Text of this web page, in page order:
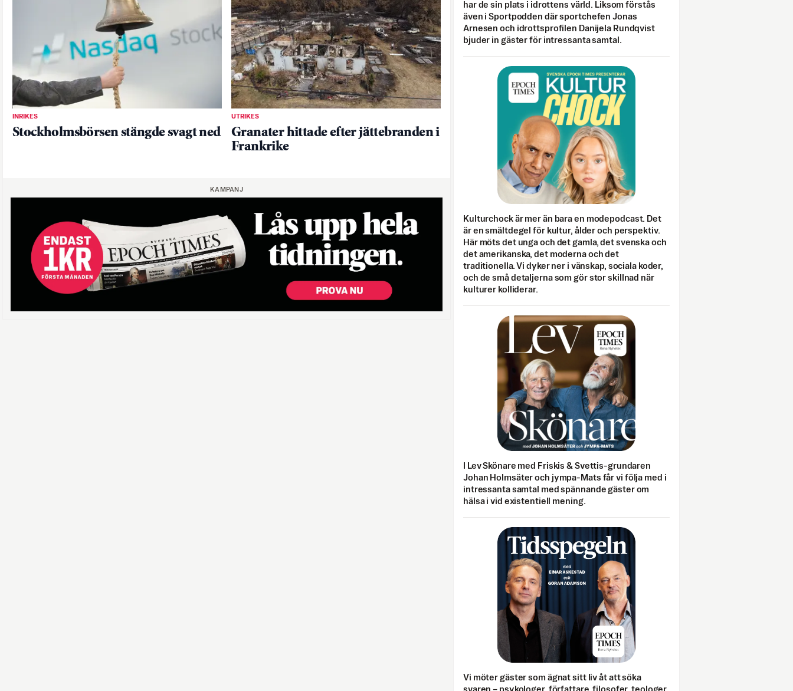
INRIKES
Stockholmsbörsen stängde svagt ned
UTRIKES
Granater hittade efter jättebranden i
Frankrike
KAMPANJ
har de sin plats i idrottens värld. Liksom förstås
även i Sportpodden där sportchefen Jonas
Arnesen och idrottsprofilen Danijela Rundqvist
bjuder in gäster för intressanta samtal.
Kulturchock är mer än bara en modepodcast. Det
är en smältdegel för kultur, ålder och perspektiv.
Här möts det unga och det gamla, det svenska och
det amerikanska, det moderna och det
traditionella. Vi dyker ner i vänskap, sociala koder,
och de små detaljerna som gör stor skillnad när
kulturer kolliderar.
I Lev Skönare med Friskis & Svettis-grundaren
Johan Holmsäter och jympa-Mats får vi följa med i
intressanta samtal med spännande gäster om
hälsa i vid existentiell mening.
Vi möter gäster som ägnat sitt liv åt att söka